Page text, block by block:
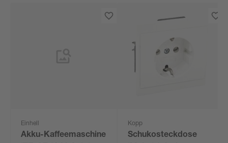
Einhell
Akku-Kaffeemaschine
Kopp
Schukosteckdose